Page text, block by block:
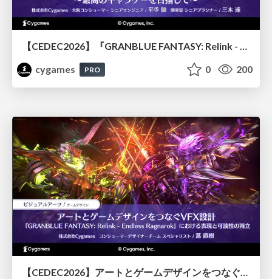
cygames
PRO 0 200
【CEDEC2026】アートとゲームデザインをつなぐVFX設計『GRANBLUE FANTASY: Relink - Endless Ragnarok』における表現と可読性の両立